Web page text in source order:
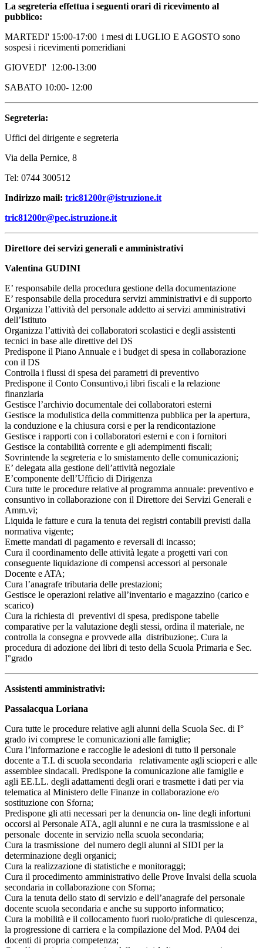
La segreteria effettua i seguenti orari di ricevimento al
pubblico:
MARTEDI' 15:00-17:00 i mesi di LUGLIO E AGOSTO sono
sospesi i ricevimenti pomeridiani
GIOVEDI' 12:00-13:00
SABATO 10:00- 12:00
Segreteria:
Uffici del dirigente e segreteria
Via della Pernice, 8
Tel: 0744 300512
Indirizzo mail: tric81200r@istruzione.it
tric81200r@pec.istruzione.it
Direttore dei servizi generali e amministrativi
Valentina GUDINI
E’ responsabile della procedura gestione della documentazione
E’ responsabile della procedura servizi amministrativi e di supporto
Organizza l’attività del personale addetto ai servizi amministrativi
dell’Istituto
Organizza l’attività dei collaboratori scolastici e degli assistenti
tecnici in base alle direttive del DS
Predispone il Piano Annuale e i budget di spesa in collaborazione
con il DS
Controlla i flussi di spesa dei parametri di preventivo
Predispone il Conto Consuntivo,i libri fiscali e la relazione
finanziaria
Gestisce l’archivio documentale dei collaboratori esterni
Gestisce la modulistica della committenza pubblica per la apertura,
la conduzione e la chiusura corsi e per la rendicontazione
Gestisce i rapporti con i collaboratori esterni e con i fornitori
Gestisce la contabilità corrente e gli adempimenti fiscali;
Sovrintende la segreteria e lo smistamento delle comunicazioni;
E’ delegata alla gestione dell’attività negoziale
E’componente dell’Ufficio di Dirigenza
Cura tutte le procedure relative al programma annuale: preventivo e
consuntivo in collaborazione con il Direttore dei Servizi Generali e
Amm.vi;
Liquida le fatture e cura la tenuta dei registri contabili previsti dalla
normativa vigente;
Emette mandati di pagamento e reversali di incasso;
Cura il coordinamento delle attività legate a progetti vari con
conseguente liquidazione di compensi accessori al personale
Docente e ATA;
Cura l’anagrafe tributaria delle prestazioni;
Gestisce le operazioni relative all’inventario e magazzino (carico e
scarico)
Cura la richiesta di preventivi di spesa, predispone tabelle
comparative per la valutazione degli stessi, ordina il materiale, ne
controlla la consegna e provvede alla distribuzione;. Cura la
procedura di adozione dei libri di testo della Scuola Primaria e Sec.
I°grado
Assistenti amministrativi:
Passalacqua Loriana
Cura tutte le procedure relative agli alunni della Scuola Sec. di I°
grado ivi comprese le comunicazioni alle famiglie;
Cura l’informazione e raccoglie le adesioni di tutto il personale
docente a T.I. di scuola secondaria relativamente agli scioperi e alle
assemblee sindacali. Predispone la comunicazione alle famiglie e
agli EE.LL. degli adattamenti degli orari e trasmette i dati per via
telematica al Ministero delle Finanze in collaborazione e/o
sostituzione con Sforna;
Predispone gli atti necessari per la denuncia on- line degli infortuni
occorsi al Personale ATA, agli alunni e ne cura la trasmissione e al
personale docente in servizio nella scuola secondaria;
Cura la trasmissione del numero degli alunni al SIDI per la
determinazione degli organici;
Cura la realizzazione di statistiche e monitoraggi;
Cura il procedimento amministrativo delle Prove Invalsi della scuola
secondaria in collaborazione con Sforna;
Cura la tenuta dello stato di servizio e dell’anagrafe del personale
docente scuola secondaria e anche su supporto informatico;
Cura la mobilità e il collocamento fuori ruolo/pratiche di quiescenza,
la progressione di carriera e la compilazione del Mod. PA04 dei
docenti di propria competenza;